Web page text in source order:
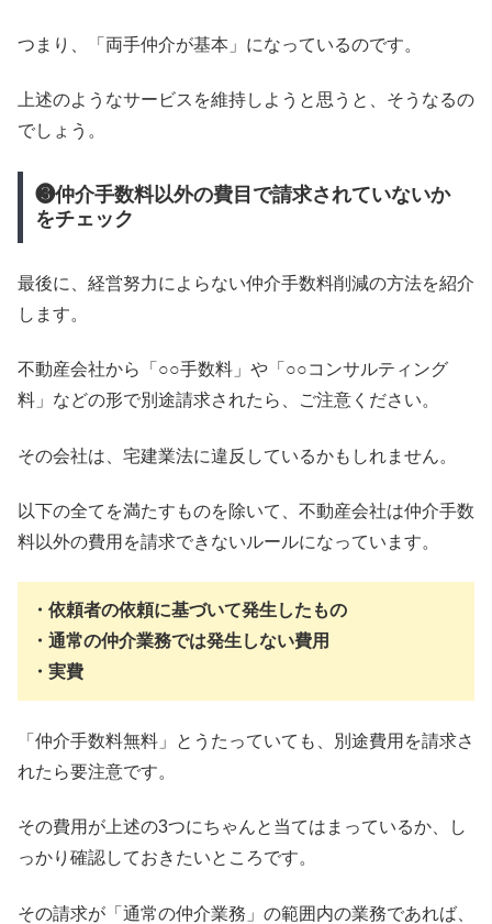
つまり、「両手仲介が基本」になっているのです。
上述のようなサービスを維持しようと思うと、そうなるの
でしょう。
❸仲介手数料以外の費目で請求されていないか
をチェック
最後に、経営努力によらない仲介手数料削減の方法を紹介
します。
不動産会社から「○○手数料」や「○○コンサルティング
料」などの形で別途請求されたら、ご注意ください。
その会社は、宅建業法に違反しているかもしれません。
以下の全てを満たすものを除いて、不動産会社は仲介手数
料以外の費用を請求できないルールになっています。
・依頼者の依頼に基づいて発生したもの
・通常の仲介業務では発生しない費用
・実費
「仲介手数料無料」とうたっていても、別途費用を請求さ
れたら要注意です。
その費用が上述の3つにちゃんと当てはまっているか、し
っかり確認しておきたいところです。
その請求が「通常の仲介業務」の範囲内の業務であれば、